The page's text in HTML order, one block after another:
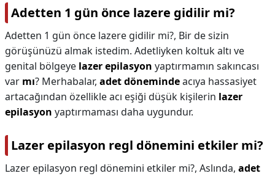
Adetten 1 gün önce lazere gidilir mi?
Adetten 1 gün önce lazere gidilir mi?, Bir de sizin
görüşünüzü almak istedim. Adetliyken koltuk altı ve
genital bölgeye lazer epilasyon yaptırmamın sakıncası
var mı? Merhabalar, adet dönemindeacıya hassasiyet
artacağından özellikle acı eşiği düşük kişilerin lazer
epilasyon yaptırmaması daha uygundur.
Lazer epilasyon regl dönemini etkiler mi?
Lazer epilasyon regl dönemini etkiler mi?, Aslında, adet